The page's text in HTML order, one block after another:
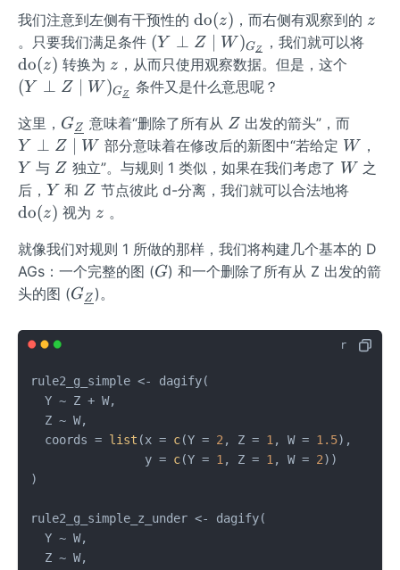
t)
o}
(x)
我们注意到左侧有干预性的 \o
pe
ra
to
rn
a
m
e
{d
o}
do(z) ，而右侧有观察到的 z
z
。只要我们满足条件 (Y \p
erp Z
\mid
{G_
{\un
derlin
e
(Y ⊥ Z W )GZ ，我们就可以将\o
m
(z)
do(z) 转换为 z
z ，从而只使用观察数据。但是，这个
W)_
{G_
{\un
derlin
(Y ⊥ Z W )GZ 条件又是什么意思呢？
这里， G_
{\un
derli
ne
{Z}}
GZ 意味着“删除了所有从 Z
Z 出发的箭头”，而
\p
erp
W
Y ⊥ Z W 部分意味着在修改后的新图中“若给定 W
W ，
Y 与 Z
Z 独立”。与规则 1 类似，如果在我们考虑了 W
W 之
后， Y
Y 和 Z
Z 节点彼此 d-分离，我们就可以合法地将\o
to
rn
e
{d
do(z) 视为 z
z 。
就像我们对规则 1 所做的那样，我们将构建几个基本的 D
AGs：一个完整的图 (G
G) 和一个删除了所有从 Z 出发的箭
头的图 (G_
derli
{Z}}
GZ )。
rule2_g_simple <- dagify(
  Y
~ Z + W,
  Z
~ W,
  coords
= list (x = c(Y = 2 , Z = 1 , W = 1.5) ,
                y
= c(Y = 1 , Z = 1 , W = 2) )
)
rule2_g_simple_z_under <- dagify(
  Y
~ W,
  Z
~ W,